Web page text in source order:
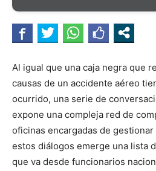
Al igual que una caja negra que
causas de un accidente aéreo
ocurrido, una serie de
expone una compleja red de
oficinas encargadas de
estos diálogos emerge una lista
que va desde funcionarios